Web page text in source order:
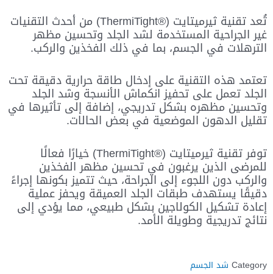
تُعد تقنية ثيرميتايت (®ThermiTight) من أحدث التقنيات
غير الجراحية المستخدمة لشد الجلد وتحسين مظهر
الترهلات في الجسم، بما في ذلك الفخذين والركب.
تعتمد هذه التقنية على إدخال طاقة حرارية دقيقة تحت
الجلد تعمل على تحفيز انكماش الأنسجة وشد الجلد
وتحسين مظهره بشكل تدريجي، إضافة إلى تأثيرها في
تقليل الدهون الموضعية في بعض الحالات.
توفر تقنية ثيرميتايت (®ThermiTight) خيارًا فعالًا
للمرضى الذين يرغبون في تحسين مظهر الفخذين
والركب دون اللجوء إلى الجراحة، حيث تتميز بكونها إجراءً
دقيقًا يستهدف طبقات الجلد العميقة ويحفز عملية
إعادة تشكيل الكولاجين بشكل طبيعي، مما يؤدي إلى
نتائج تدريجية وطويلة الأمد.
Category شد الجسم